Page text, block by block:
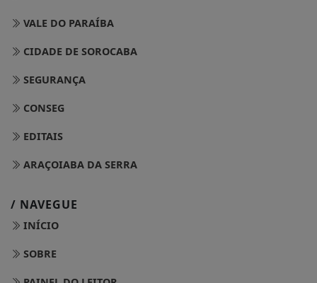
VALE DO PARAÍBA
CIDADE DE SOROCABA
SEGURANÇA
CONSEG
EDITAIS
ARAÇOIABA DA SERRA
/ NAVEGUE
INÍCIO
SOBRE